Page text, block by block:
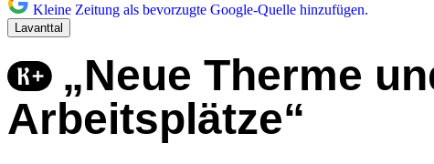
Kleine Zeitung als bevorzugte Google-Quelle hinzufügen.
Lavanttal
„Neue Therme
Arbeitsplätze“